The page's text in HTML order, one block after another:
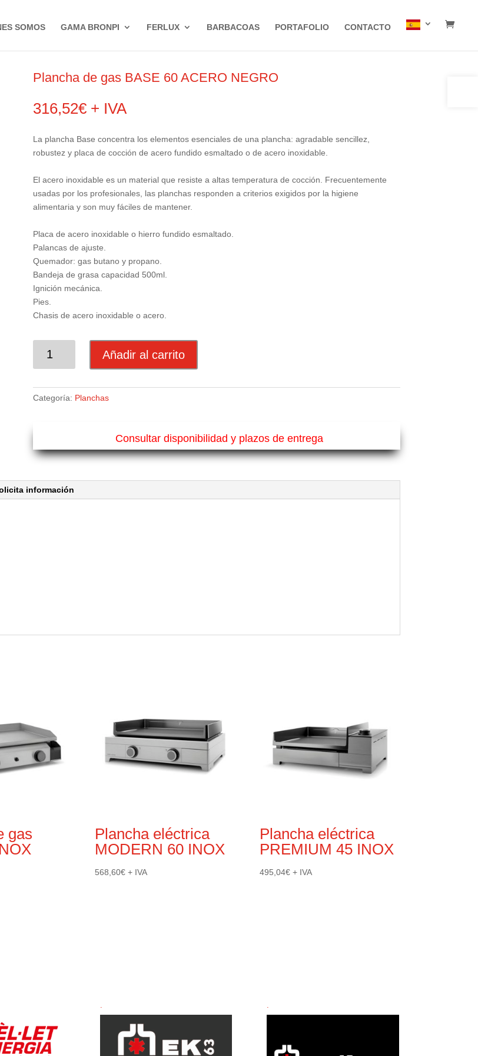
SOMOS GAMA BRONPI FERLUX BARBACOAS PORTAFOLIO CONTACTO
Plancha de gas BASE 60 ACERO NEGRO
316,52€ + IVA
La plancha Base concentra los elementos esenciales de una plancha: agradable sencillez,
robustez y placa de cocción de acero fundido esmaltado o de acero inoxidable.
El acero inoxidable es un material que resiste a altas temperatura de cocción. Frecuentemente
usadas por los profesionales, las planchas responden a criterios exigidos por la higiene
alimentaria y son muy fáciles de mantener.
Placa de acero inoxidable o hierro fundido esmaltado.
Palancas de ajuste.
Quemador: gas butano y propano.
Bandeja de grasa capacidad 500ml.
Ignición mecánica.
Pies.
Chasis de acero inoxidable o acero.
BASE
60
Añadir al carrito
Categoría: Planchas
Consultar disponibilidad y plazos de entrega
información
gas
Plancha eléctrica
MODERN 60 INOX
568,60€ + IVA
Plancha eléctrica
PREMIUM 45 INOX
495,04€ + IVA